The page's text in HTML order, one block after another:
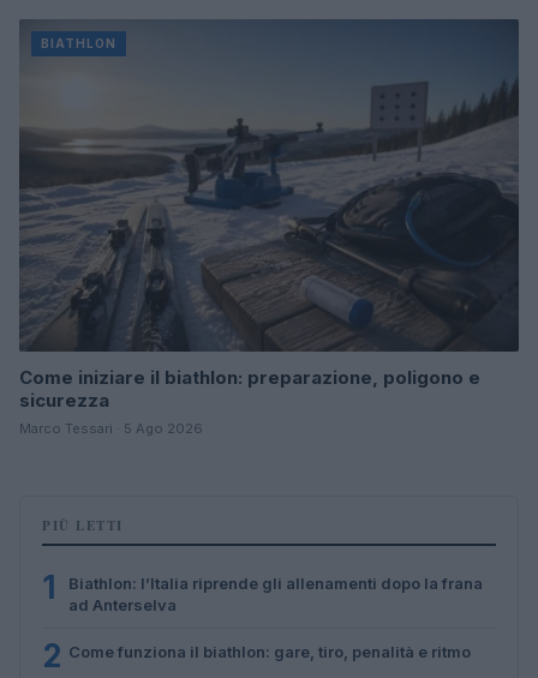
BIATHLON
Come iniziare il biathlon: preparazione, poligono e
sicurezza
Marco Tessari · 5 Ago 2026
PIÙ LETTI
1
Biathlon: l’Italia riprende gli allenamenti dopo la frana
ad Anterselva
2 Come funziona il biathlon: gare, tiro, penalità e ritmo